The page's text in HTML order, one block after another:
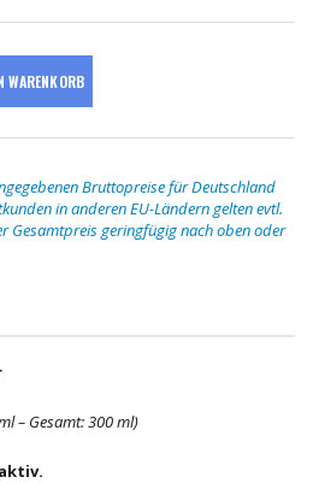
WARENKORB
Bruttopreise für Deutschland
in anderen EU-Ländern gelten evtl.
Gesamtpreis geringfügig nach oben oder
– Gesamt: 300 ml)